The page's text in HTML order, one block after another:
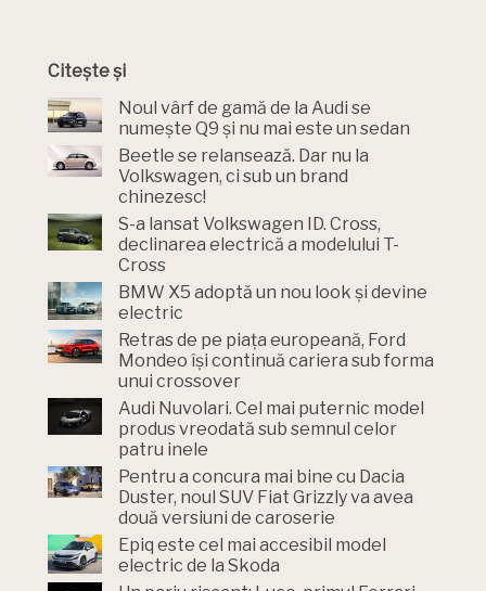
Citește și
Noul vârf de gamă de la Audi se
numește Q9 și nu mai este un sedan
Beetle se relansează. Dar nu la
Volkswagen, ci sub un brand
chinezesc!
S-a lansat Volkswagen ID. Cross,
declinarea electrică a modelului T-
Cross
BMW X5 adoptă un nou look și devine
electric
Retras de pe piața europeană, Ford
Mondeo își continuă cariera sub forma
unui crossover
Audi Nuvolari. Cel mai puternic model
produs vreodată sub semnul celor
patru inele
Pentru a concura mai bine cu Dacia
Duster, noul SUV Fiat Grizzly va avea
două versiuni de caroserie
Epiq este cel mai accesibil model
electric de la Skoda